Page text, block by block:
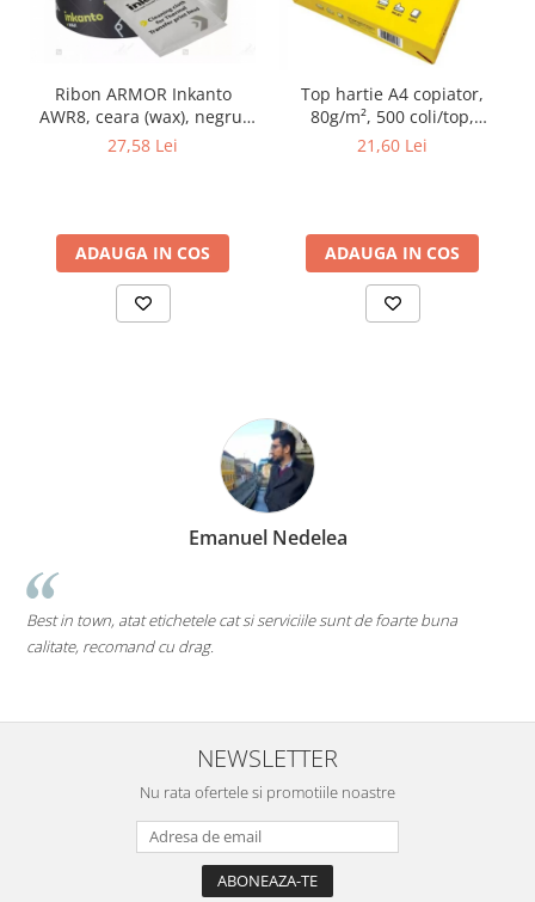
Ribon ARMOR Inkanto
AWR8, ceara (wax), negru,
100mmX300M, OUT
27,58 Lei
ADAUGA IN COS
Top hartie A4 copiator,
80g/m², 500 coli/top,
euroBASIC
21,60 Lei
ADAUGA IN COS
Emanuel Nedelea
town, atat etichetele cat si serviciile sunt de foarte buna
recomand cu drag.
pe
NEWSLETTER
Nu rata ofertele si promotiile noastre